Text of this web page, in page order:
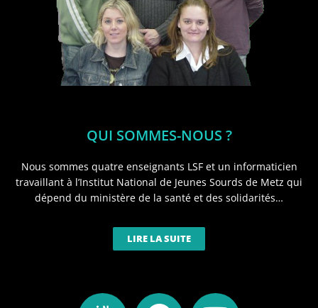
QUI SOMMES-NOUS ?
Nous sommes quatre enseignants LSF et un informaticien
travaillant à l’Institut National de Jeunes Sourds de Metz qui
dépend du ministère de la santé et des solidarités…
LIRE LA SUITE